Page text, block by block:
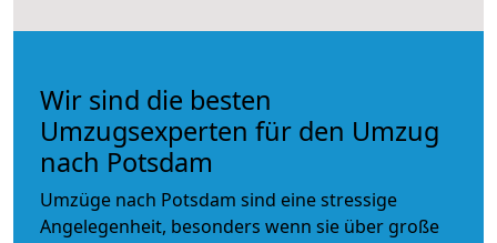
Wir sind die besten
Umzugsexperten für den Umzug
nach Potsdam
Umzüge nach Potsdam sind eine stressige
Angelegenheit, besonders wenn sie über große